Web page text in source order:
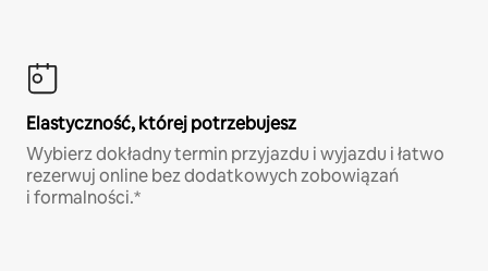
Elastyczność, której potrzebujesz
Wybierz dokładny termin przyjazdu i wyjazdu i łatwo
rezerwuj online bez dodatkowych zobowiązań
i formalności.*